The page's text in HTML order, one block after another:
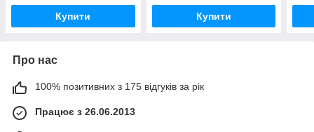
Купити Купити
Про нас
100% позитивних з 175 відгуків за рік
Працює з 26.06.2013